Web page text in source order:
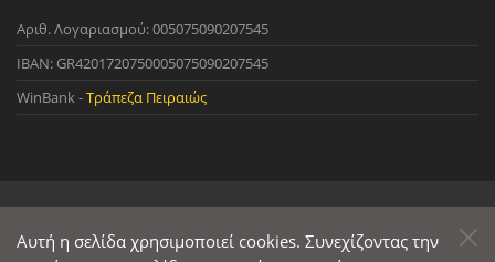
Αριθ. Λογαριασμού: 005075090207545
IBAN: GR4201720750005075090207545
WinBank -Τράπεζα Πειραιώς
© 2022 StreetWare. All Rights Reserved. | Designed and Developedby
Primesoft&CodeCave
Αυτή η σελίδα χρησιμοποιεί cookies. Συνεχίζοντας την